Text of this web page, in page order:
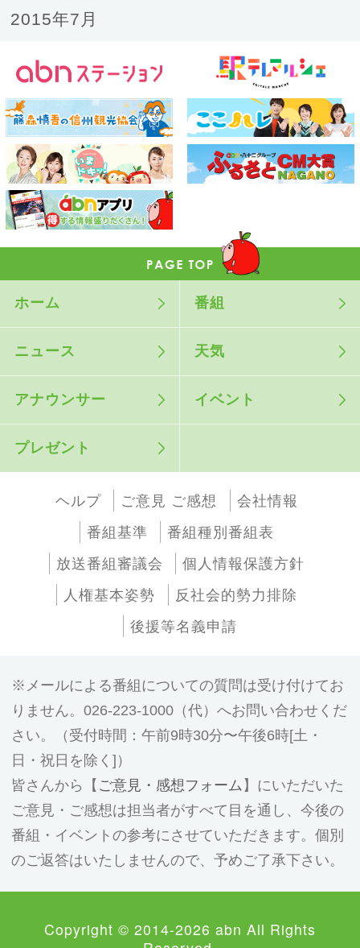
2015年7月
ホーム 番組
ニュース 天気
アナウンサー イベント
プレゼント
ヘルプ ご意見 ご感想
会社情報
番組基準
番組種別番組表
放送番組審議会
個人情報保護方針
人権基本姿勢
反社会的勢力排除
後援等名義申請
メールによる番組についての質問は受け付けてお
りません。026-223-1000（代）へお問い合わせくだ
さい。（受付時間：午前9時30分〜午後6時[土・
日・祝日を除く]）
皆さんから【 ご意見・感想フォーム 】にいただいた
ご意見・ご感想は担当者がすべて目を通し、今後の
番組・イベントの参考にさせていただきます。個別
のご返答はいたしませんので、予めご了承下さい。
Copyright © 2014-2026 abn All Rights